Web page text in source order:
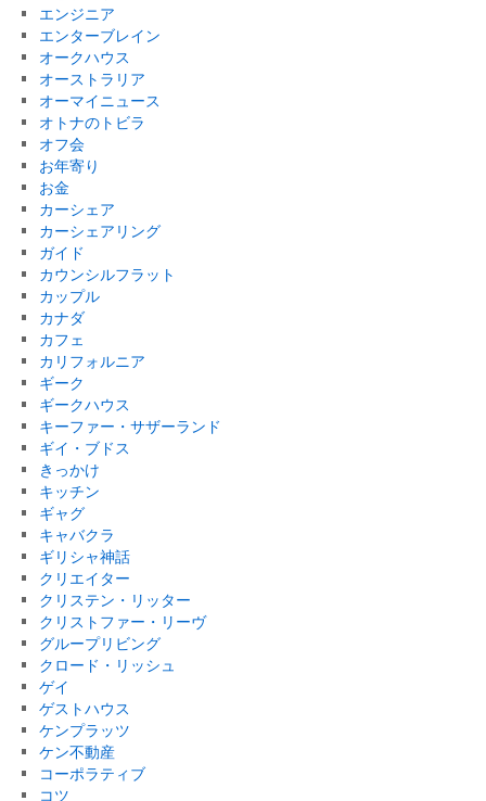
エンジニア
エンターブレイン
オークハウス
オーストラリア
オーマイニュース
オトナのトビラ
オフ会
お年寄り
お金
カーシェア
カーシェアリング
ガイド
カウンシルフラット
カップル
カナダ
カフェ
カリフォルニア
ギーク
ギークハウス
キーファー・サザーランド
ギイ・ブドス
きっかけ
キッチン
ギャグ
キャバクラ
ギリシャ神話
クリエイター
クリステン・リッター
クリストファー・リーヴ
グループリビング
クロード・リッシュ
ゲイ
ゲストハウス
ケンプラッツ
ケン不動産
コーポラティブ
コツ